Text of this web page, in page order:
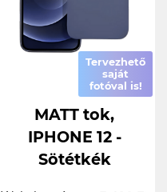
Tervezhető
saját
fotóval is!
MATT tok,
IPHONE 12 -
Sötétkék